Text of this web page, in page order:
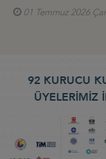
01 Temmuz 2026
92 KURUCU
ÜYELERİMİZ